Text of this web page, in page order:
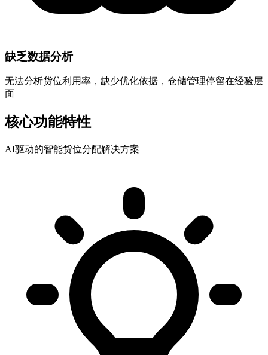
缺乏数据分析
无法分析货位利用率，缺少优化依据，仓储管理停留在经验层
面
核心功能特性
AI驱动的智能货位分配解决方案